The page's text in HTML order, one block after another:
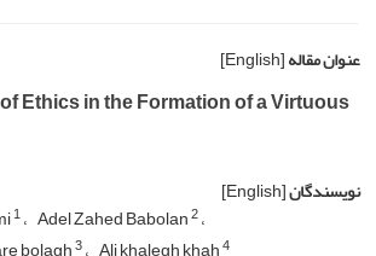
عنوان مقاله[English]
Ethics in the Formation of a Virtuous
نویسندگان[English]
1 Adel Zahed Babolan2
3
4